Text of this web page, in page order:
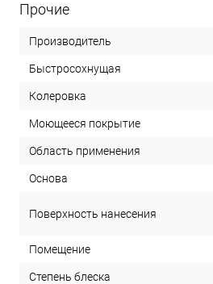
Прочие
Производитель
Быстросохнущая
Колеровка
Моющееся покрытие
Область применения
Основа
Поверхность нанесения
Помещение
Степень блеска